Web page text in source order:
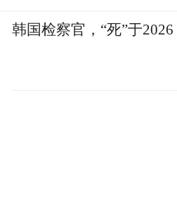
韩国检察官，“死”于2026